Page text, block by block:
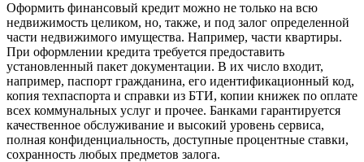
Оформить финансовый кредит можно не только на всю
недвижимость целиком, но, также, и под залог определенной
части недвижимого имущества. Например, части квартиры.
При оформлении кредита требуется предоставить
установленный пакет документации. В их число входит,
например, паспорт гражданина, его идентификационный код,
копия техпаспорта и справки из БТИ, копии книжек по оплате
всех коммунальных услуг и прочее. Банками гарантируется
качественное обслуживание и высокий уровень сервиса,
полная конфиденциальность, доступные процентные ставки,
сохранность любых предметов залога.